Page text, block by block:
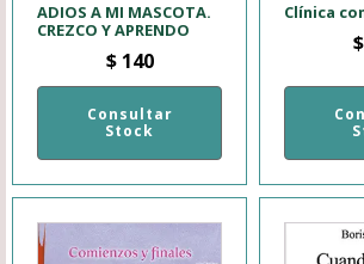
ADIOS A MI MASCOTA.
CREZCO Y APRENDO
$140
Consultar
Stock
Clínica
$